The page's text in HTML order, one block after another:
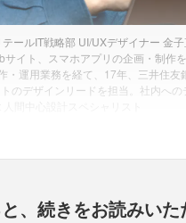
ールIT戦略部 UI/UXデザイナー 金
イト、スマホアプリの企画・制作
・運用業務を経て、17年、三井住友
のデザインリードを担当。社内への
、続きをお読みいた